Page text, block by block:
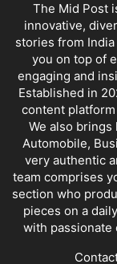
The Mid Post
innovative,
stories from
you on top of
engaging and
Established in
content
We also
Automobile,
very authentic
team comprises
section who
pieces on a
with passionate